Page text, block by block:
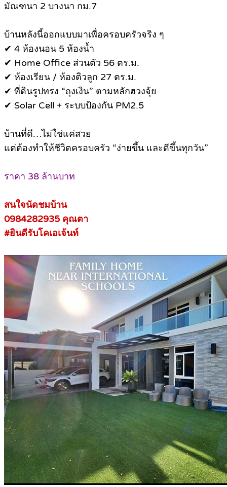
มัณฑนา 2 บางนา กม.7
บ้านหลังนี้ออกแบบมาเพื่อครอบครัวจริง ๆ
✔ 4 ห้องนอน 5 ห้องน้ำ
✔ Home Office ส่วนตัว 56 ตร.ม.
✔ ห้องเรียน / ห้องติวลูก 27 ตร.ม.
✔ ที่ดินรูปทรง “ถุงเงิน” ตามหลักฮวงจุ้ย
✔ Solar Cell + ระบบป้องกัน PM2.5
บ้านที่ดี…ไม่ใช่แค่สวย
แต่ต้องทำให้ชีวิตครอบครัว “ง่ายขึ้น และดีขึ้นทุกวัน”
ราคา 38 ล้านบาท
สนใจนัดชมบ้าน
0984282935 คุณตา
#ยินดีรับโคเอเจ้นท์